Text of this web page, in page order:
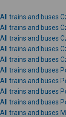
All trains and buses
All trains and buses
All trains and buses
All trains and buses
All trains and buses
All trains and buses
All trains and buses
All trains and buses
All trains and buses
All trains and buses